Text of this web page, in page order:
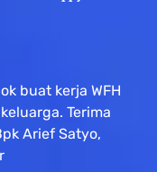
buat kerja WFH
Terima
Arief Satyo,